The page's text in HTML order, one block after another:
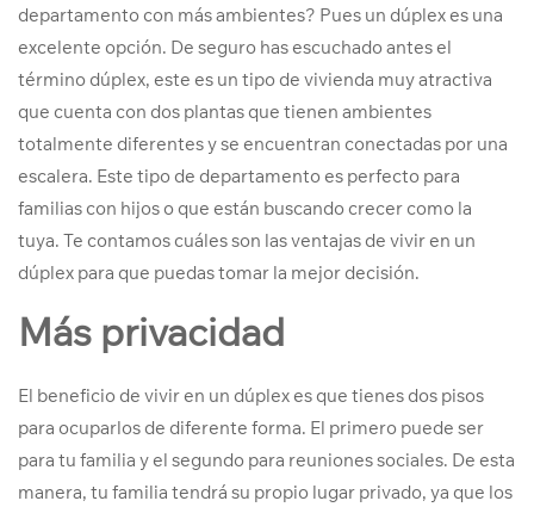
departamento con más ambientes? Pues un dúplex es una
excelente opción. De seguro has escuchado antes el
término dúplex, este es un tipo de vivienda muy atractiva
que cuenta con dos plantas que tienen ambientes
totalmente diferentes y se encuentran conectadas por una
escalera. Este tipo de departamento es perfecto para
familias con hijos o que están buscando crecer como la
tuya. Te contamos cuáles son las ventajas de vivir en un
dúplex para que puedas tomar la mejor decisión.
Más privacidad
El beneficio de vivir en un dúplex es que tienes dos pisos
para ocuparlos de diferente forma. El primero puede ser
para tu familia y el segundo para reuniones sociales. De esta
manera, tu familia tendrá su propio lugar privado, ya que los